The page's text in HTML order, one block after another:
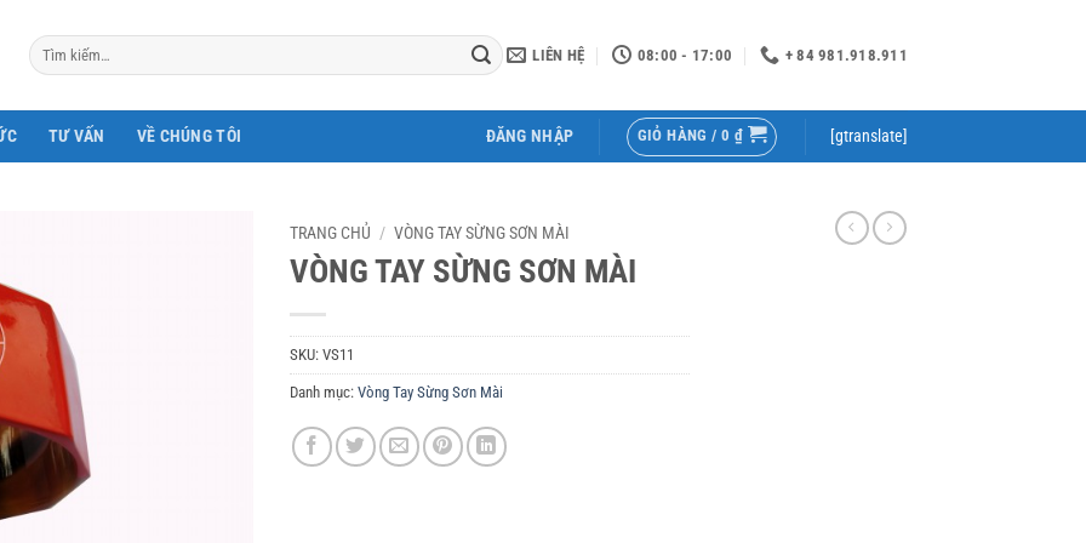
Tìm
kiếm:
LIÊN HỆ 08:00 - 17:00 + 84 981.918.911
TƯ VẤN VỀ CHÚNG TÔI ĐĂNG NHẬP GIỎ HÀNG / 0 ₫ [gtranslate]
TRANG CHỦ / VÒNG TAY SỪNG SƠN MÀI
VÒNG TAY SỪNG SƠN MÀI
SKU: VS11
Danh mục: Vòng Tay Sừng Sơn Mài